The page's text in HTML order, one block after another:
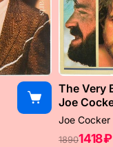
The Very
Joe
Joe Cocker
18901418 ₽